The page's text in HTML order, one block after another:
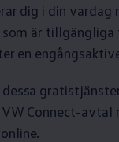
dig i din vardag
är tillgängliga
en
Connect-avtal